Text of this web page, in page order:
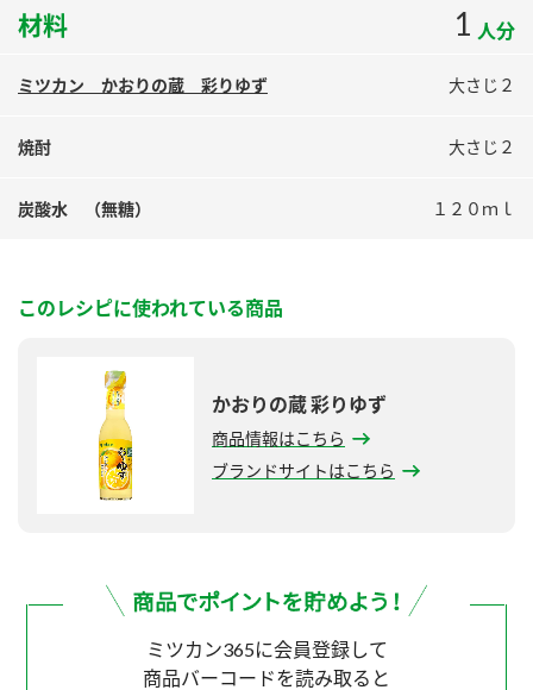
ぽん酢サワー
地図から取り扱い店舗を探す
業務用サイト ミツカングループについて 製造所固有記号一覧
材料 1 人分
ミツカン かおりの蔵 彩りゆず 大さじ２
焼酎 大さじ２
炭酸水 （無糖） １２０ｍｌ
このレシピに使われている商品
かおりの蔵 彩りゆず
商品情報はこちら
ブランドサイトはこちら
ミツカン365に会員登録して
商品バーコードを読み取ると